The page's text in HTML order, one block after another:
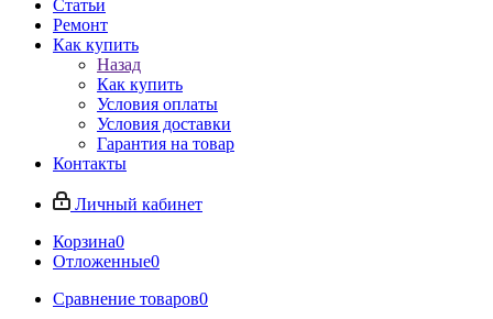
Статьи
Ремонт
Как купить
Назад
Как купить
Условия оплаты
Условия доставки
Гарантия на товар
Контакты
Личный кабинет
Корзина0
Отложенные0
Сравнение товаров0